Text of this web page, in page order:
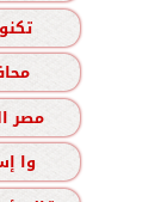
مصر
وا